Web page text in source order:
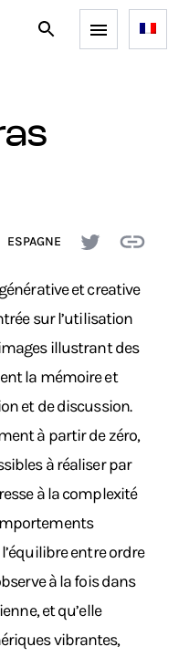
ESPAGNE
et creative
sur l’utilisation
illustrant des
la mémoire et
et de discussion.
à partir de zéro,
à réaliser par
à la complexité
entre ordre
à la fois dans
et qu’elle
vibrantes,